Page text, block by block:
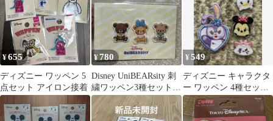
¥655
ディズニー ワッペン 5
点セット アイロン接着
¥780
Disney UniBEARsity 刺
繍ワッペン3種セット
ディズニーストア
¥549
ディズニー キャラクタ
ー ワッペン 4種セッ
ト ステラルー ツム
ツム ミニー